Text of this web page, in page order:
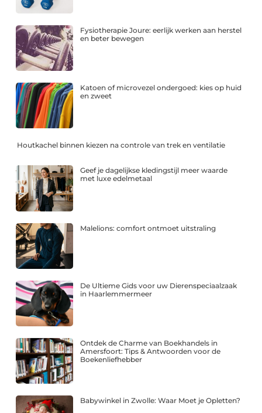
Fysiotherapie Joure: eerlijk werken aan herstel
en beter bewegen
Katoen of microvezel ondergoed: kies op huid
en zweet
Houtkachel binnen kiezen na controle van trek en ventilatie
Geef je dagelijkse kledingstijl meer waarde
met luxe edelmetaal
Malelions: comfort ontmoet uitstraling
De Ultieme Gids voor uw Dierenspeciaalzaak
in Haarlemmermeer
Ontdek de Charme van Boekhandels in
Amersfoort: Tips & Antwoorden voor de
Boekenliefhebber
Babywinkel in Zwolle: Waar Moet je Opletten?